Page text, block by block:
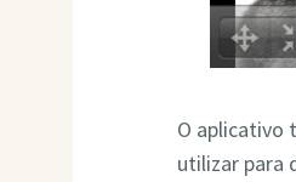
O aplicativo
utilizar para